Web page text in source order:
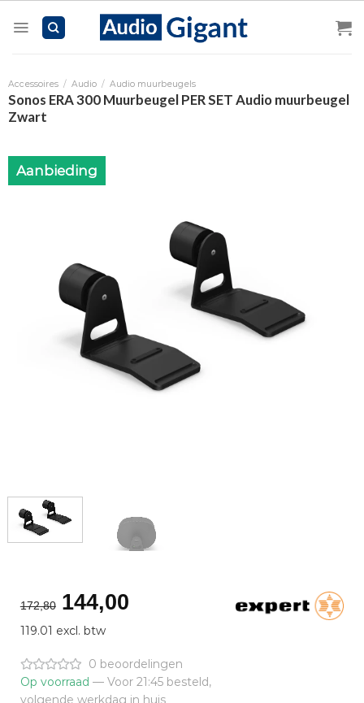
Accessoires / Audio / Audio muurbeugels
Sonos ERA 300 Muurbeugel PER SET Audio muurbeugel
Zwart
Aanbieding
172,80 Oorspronkelijke
prijs
was:
€172,80.
144,00Huidige
€144,00.
119.01 excl. btw
0 beoordelingen
Op voorraad — Voor 21:45 besteld,
volgende werkdag in huis